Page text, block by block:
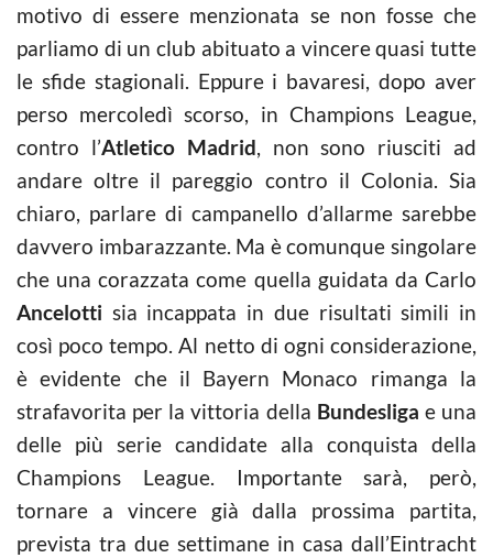
motivo di essere menzionata se non fosse che
parliamo di un club abituato a vincere quasi tutte
le sfide stagionali. Eppure i bavaresi, dopo aver
perso mercoledì scorso, in Champions League,
contro l’Atletico Madrid, non sono riusciti ad
andare oltre il pareggio contro il Colonia. Sia
chiaro, parlare di campanello d’allarme sarebbe
davvero imbarazzante. Ma è comunque singolare
che una corazzata come quella guidata da Carlo
Ancelotti sia incappata in due risultati simili in
così poco tempo. Al netto di ogni considerazione,
è evidente che il Bayern Monaco rimanga la
strafavorita per la vittoria della Bundesliga e una
delle più serie candidate alla conquista della
Champions League. Importante sarà, però,
tornare a vincere già dalla prossima partita,
prevista tra due settimane in casa dall’Eintracht